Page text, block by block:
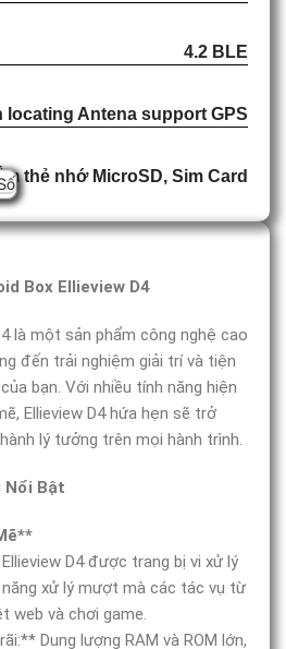
Box Ellieview D4
là một sản phẩm công nghệ cao
đến trải nghiệm giải trí và tiện
bạn. Với nhiều tính năng hiện
Ellieview D4 hứa hẹn sẽ trở
lý tưởng trên mọi hành trình.
Nổi Bật
D4 được trang bị vi xử lý
xử lý mượt mà các tác vụ từ
web và chơi game.
Dung lượng RAM và ROM lớn,
4.2 BLE
locating Antena support GPS
thẻ nhớ MicroSD, Sim Card